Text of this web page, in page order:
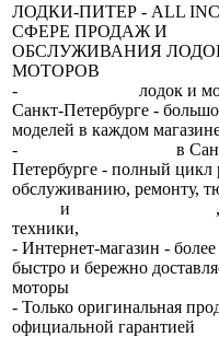
ЛОДКИ-ПИТЕР - ALL
СФЕРЕ ПРОДАЖ И
ОБСЛУЖИВАНИЯ
МОТОРОВ
-
лодок и
Санкт-Петербурге -
моделей в каждом
-
в
Петербурге - полный цикл
обслуживанию, ремонту,
и ,
техники,
- Интернет-магазин - более
быстро и бережно
моторы
- Только оригинальная
официальной гарантией